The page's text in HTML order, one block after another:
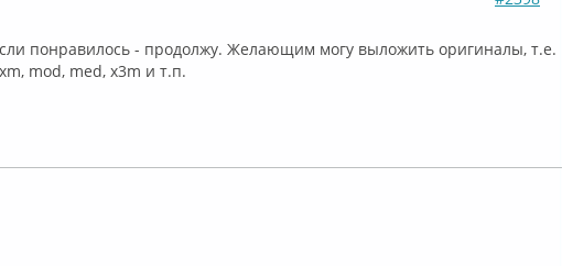
понравилось - продолжу. Желающим могу выложить оригиналы, т.е.
mod, med, x3m и т.п.